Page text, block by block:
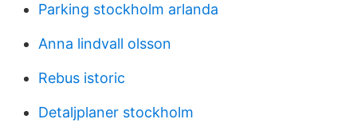
Parking stockholm arlanda
Anna lindvall olsson
Rebus istoric
Detaljplaner stockholm